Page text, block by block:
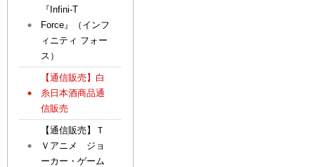
『Infini-T
Force』（インフ
ィニティ フォー
ス）
【通信販売】白
糸日本酒商品通
信販売
【通信販売】Ｔ
Ｖアニメ ジョ
ーカー・ゲーム